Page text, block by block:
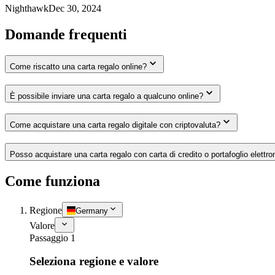
NighthawkDec 30, 2024
Domande frequenti
Come riscatto una carta regalo online?
È possibile inviare una carta regalo a qualcuno online?
Come acquistare una carta regalo digitale con criptovaluta?
Posso acquistare una carta regalo con carta di credito o portafoglio
Come funziona
Regione Germany
Valore
Passaggio 1
Seleziona regione e valore